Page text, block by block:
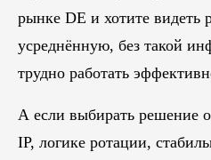
рынке DE и хотите видеть
усреднённую, без такой
трудно работать
А если выбирать решение
IP, логике ротации,